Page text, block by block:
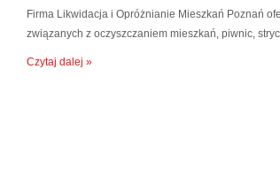
Firma Likwidacja i Opróżnianie Mieszkań Poznań
związanych z oczyszczaniem mieszkań, piwnic,
Czytaj dalej »